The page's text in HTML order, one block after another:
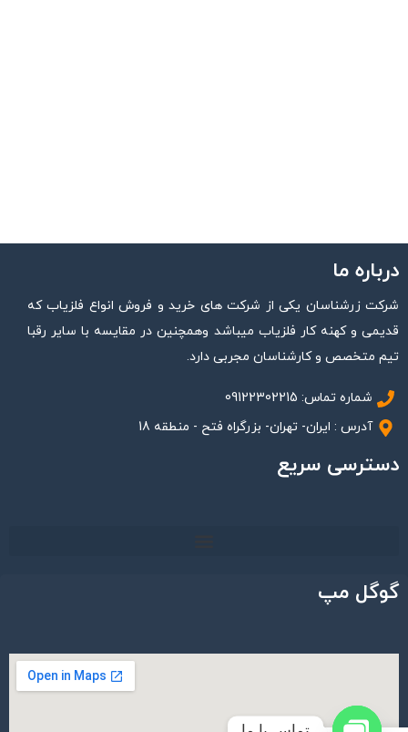
درباره ما
شرکت زرشناسان یکی از شرکت های خرید و فروش انواع فلزیاب که
قدیمی و کهنه کار فلزیاب میباشد وهمچنین در مقایسه با سایر رقبا
تیم متخصص و کارشناسان مجربی دارد.
شماره تماس: 09122302215
آدرس : ایران- تهران- بزرگراه فتح - منطقه 18
دسترسی سریع
گوگل مپ